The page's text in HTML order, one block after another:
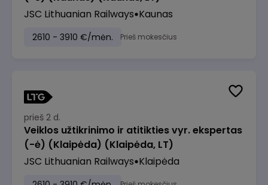
JSC Lithuanian Railways Kaunas
2610 - 3910 €/mėn. Prieš mokesčius
prieš 2 d.
Veiklos užtikrinimo ir atitikties vyr. ekspertas
(-ė) (Klaipėda) (Klaipėda, LT)
JSC Lithuanian Railways Klaipėda